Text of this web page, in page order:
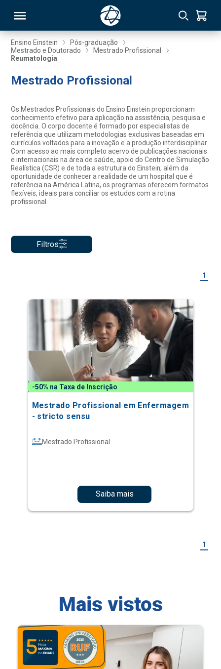
Ensino Einstein
Pós-graduação
Mestrado e Doutorado
Mestrado Profissional
Reumatologia
Mestrado Profissional
Os Mestrados Profissionais do Ensino Einstein proporcionam
conhecimento efetivo para aplicação na assistência, pesquisa e
docência. O corpo docente é formado por especialistas de
referência que utilizam metodologias exclusivas baseadas em
currículos voltados para a inovação e a produção interdisciplinar.
Com acesso ao mais completo acervo de publicações nacionais
e internacionais na área de saúde, apoio do Centro de Simulação
Realística (CSR) e de toda a estrutura do Einstein, além da
oportunidade de conhecer a realidade de um hospital que é
referência na América Latina, os programas oferecem formatos
flexíveis, ideais para conciliar os estudos com a rotina
profissional.
Filtros
1
-50% na Taxa de Inscrição
Mestrado Profissional em Enfermagem
- stricto sensu
Mestrado Profissional
Saiba mais
1
Mais vistos